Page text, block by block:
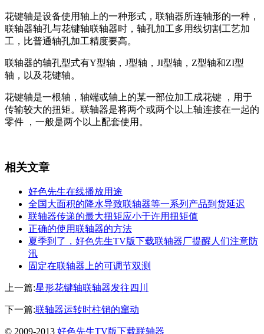
花键轴是设备使用轴上的一种形式，联轴器所连轴形的一种，
联轴器轴孔与花键轴联轴器时，轴孔加工多用线切割工艺加
工，比普通轴孔加工精度要高。
联轴器的轴孔型式有Y型轴，J型轴，JI型轴，Z型轴和ZI型
轴，以及花键轴。
花键轴是一根轴，轴端或轴上的某一部位加工成花键 ，用于
传输较大的扭矩。联轴器是将两个或两个以上轴连接在一起的
零件 ，一般是两个以上配套使用。
相关文章
好色先生在线播放用途
全国大面积的降水导致联轴器等一系列产品到货延迟
联轴器传递的最大扭矩应小于许用扭矩值
正确的使用联轴器的方法
夏季到了，好色先生TV版下载联轴器厂提醒人们注意防
汛
固定在联轴器上的可调节双测
上一篇:星形花键轴联轴器发往四川
下一篇:联轴器运转时柱销的窜动
© 2009-2013 好色先生TV版下载联轴器